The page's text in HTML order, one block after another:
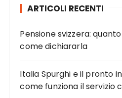
ARTICOLI RECENTI
Pensione svizzera:
come dichiararla
Italia Spurghi e il pronto
come funziona il servizio